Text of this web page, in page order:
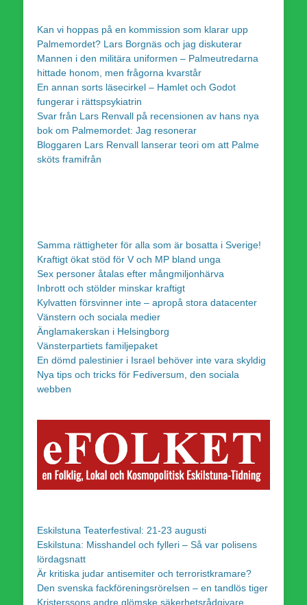
Kan vi hoppas på en kommission som klarar upp
Palmemordet? Lars Borgnäs och jag diskuterar
Mannen i den militära uniformen – Palmeutredarna
hittade honom, men frågorna kvarstår
En annan sorts läsecirkel – Hamlet och Godot
fungerar i rättspsykiatrin
Svar från Lars Renvall på recensionen av hans nya
bok om Palmemordet: Jag resonerar
Bloggaren Lars Renvall lanserar teori om att Palme
sköts framifrån
Samma rättigheter för alla som är bosatta i Sverige!
Kraftigt ökat stöd för V och MP bland unga
Sex personer åtalas efter mångmiljonhärva
Inbrott och stölder minskar kraftigt
Kylvatten försvinner inte – apropå stora datacenter
Vänstern och sociala medier
Änglamakerskan i Helsingborg
Vänsterpartiets familjepaket
En dömd palestinier i Israel behöver inte vara skyldig
Nya tips och tricks för Fediversum, den sociala
webben
Eskilstuna Teaterfestival: 21-23 augusti
Eskilstuna: Misshandel och fylleri – Så var polisens
lördagsnatt
Är kritiska judar antisemiter och terroristkramare?
Den svenska fackföreningsrörelsen – en tandlös tiger
Kristerssons andre glömske säkerhetsrådgivare